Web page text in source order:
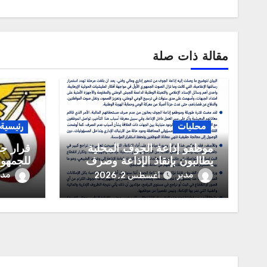
مقالة ذات صلة
محليات
موظفو إذاعة الجوف المحلية
يطالبون بإنقاذ الإذاعة وصرف
مستحقاتهم المالية
مدير أغسطس 2, 2026
رئيسية
قرار